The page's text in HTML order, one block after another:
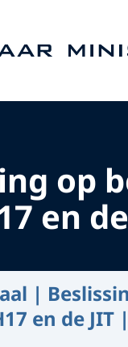
op
en
|
en de JIT